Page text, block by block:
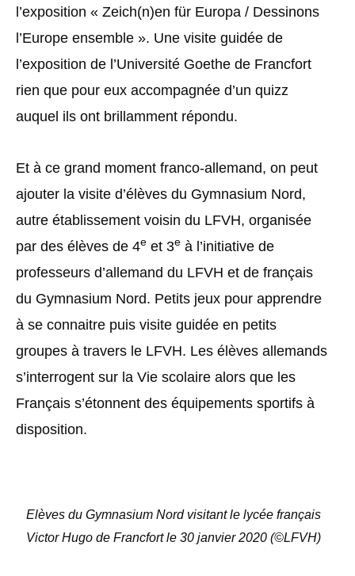
l’exposition « Zeich(n)en für Europa / Dessinons
l’Europe ensemble ». Une visite guidée de
l’exposition de l’Université Goethe de Francfort
rien que pour eux accompagnée d’un quizz
auquel ils ont brillamment répondu.
Et à ce grand moment franco-allemand, on peut
ajouter la visite d’élèves du Gymnasium Nord,
autre établissement voisin du LFVH, organisée
par des élèves de 4e et 3e à l’initiative de
professeurs d’allemand du LFVH et de français
du Gymnasium Nord. Petits jeux pour apprendre
à se connaitre puis visite guidée en petits
groupes à travers le LFVH. Les élèves allemands
s’interrogent sur la Vie scolaire alors que les
Français s’étonnent des équipements sportifs à
disposition.
Elèves du Gymnasium Nord visitant le lycée français
Victor Hugo de Francfort le 30 janvier 2020 (©LFVH)